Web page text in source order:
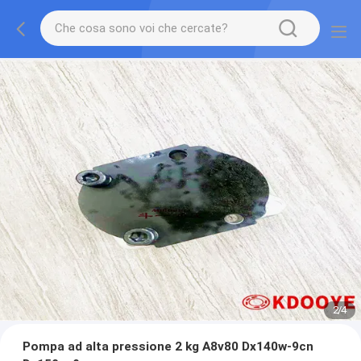
2/4
Pompa ad alta pressione 2 kg A8v80 Dx140w-9cn